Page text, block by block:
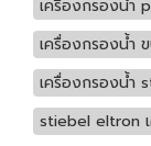
เครื่องกรองน้ำ
เครื่องกรองน้ำ
เครื่องกรองน้ำ
stiebel eltron